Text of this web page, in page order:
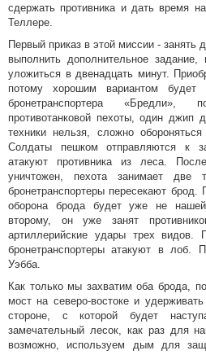
сдержать противника и дать время
Теллере.
Первый приказ в этой миссии - занять
выполнить дополнительное
уложиться в двенадцать минут.
потому хорошим вариантом
бронетранспортера «Бредли»,
противотанковой пехоты, один
техники нельзя, сложно
Солдаты пешком отправляются к
атакуют противника из леса.
уничтожен, пехота занимает
бронетранспортеры пересекают брод.
оборона брода будет уже не
второму, он уже занят
артиллерийские удары трех
бронетранспортеры атакуют в лоб.
Уэбба.
Как только мы захватим оба брода,
мост на северо-востоке и
стороне, с которой будет
замечательный лесок, как раз для
возможно, используем дым для